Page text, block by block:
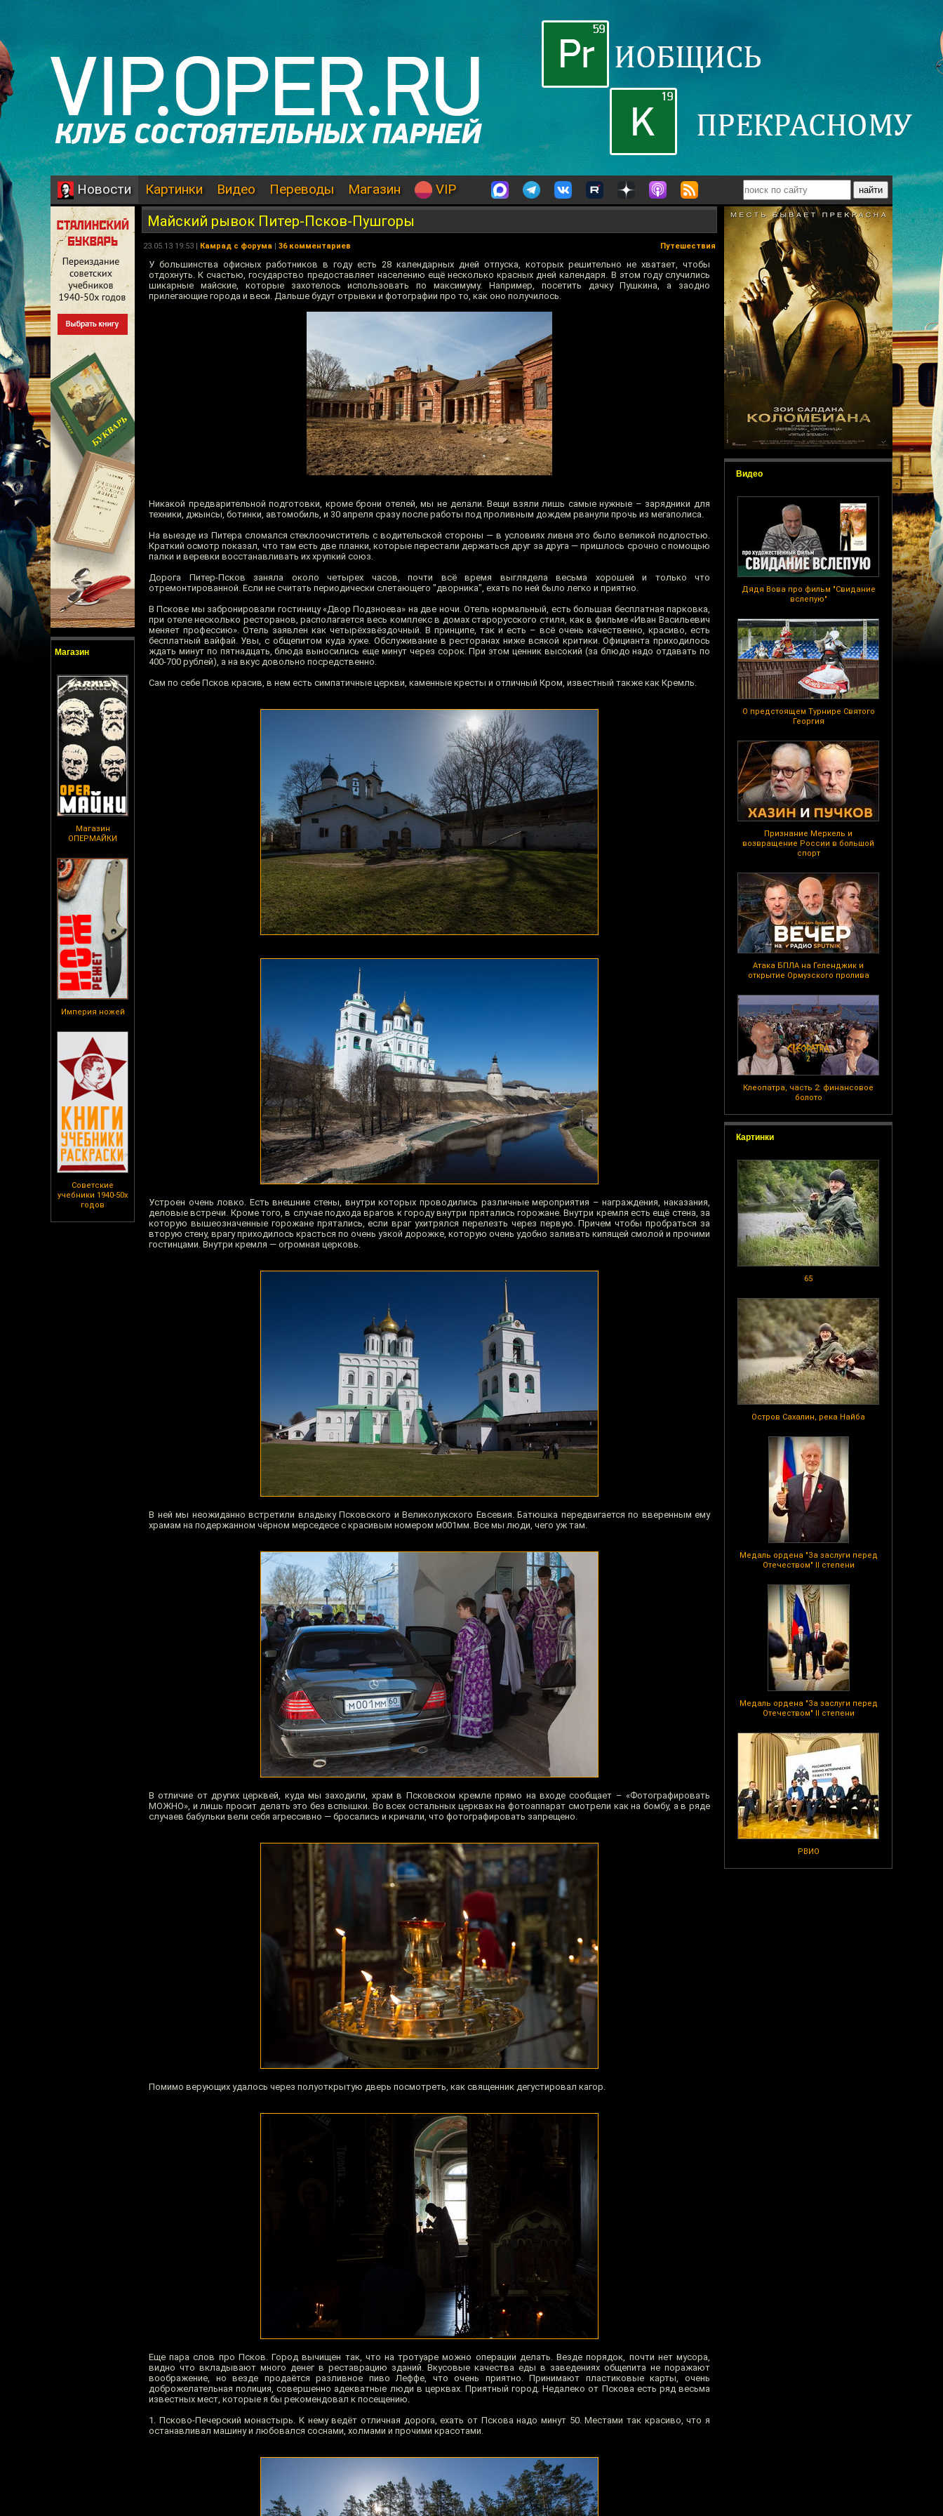
Новости Картинки Видео Переводы Магазин VIP
Магазин
Магазин
ОПЕРМАЙКИ
Империя ножей
Советские
учебники 1940-50х
годов
Видео
Дядя Вова про фильм "Свидание
вслепую"
О предстоящем Турнире Святого
Георгия
Признание Меркель и
возвращение России в большой
спорт
Атака БПЛА на Геленджик и
открытие Ормузского пролива
Клеопатра, часть 2: финансовое
болото
Картинки
65
Остров Сахалин, река Найба
Медаль ордена "За заслуги перед
Отечеством" II степени
Медаль ордена "За заслуги перед
Отечеством" II степени
РВИО
Майский рывок Питер-Псков-Пушгоры
23.05.13 19:53 | Камрад с форума | 36 комментариев Путешествия
У большинства офисных работников в году есть 28 календарных дней отпуска, которых решительно не хватает, чтобы
отдохнуть. К счастью, государство предоставляет населению ещё несколько красных дней календаря. В этом году случились
шикарные майские, которые захотелось использовать по максимуму. Например, посетить дачку Пушкина, а заодно
прилегающие города и веси. Дальше будут отрывки и фотографии про то, как оно получилось.
Никакой предварительной подготовки, кроме брони отелей, мы не делали. Вещи взяли лишь самые нужные – зарядники для
техники, джынсы, ботинки, автомобиль, и 30 апреля сразу после работы под проливным дождем рванули прочь из мегаполиса.
На выезде из Питера сломался стеклоочиститель с водительской стороны — в условиях ливня это было великой подлостью.
Краткий осмотр показал, что там есть две планки, которые перестали держаться друг за друга — пришлось срочно с помощью
палки и веревки восстанавливать их хрупкий союз.
Дорога Питер-Псков заняла около четырех часов, почти всё время выглядела весьма хорошей и только что
отремонтированной. Если не считать периодически слетающего "дворника", ехать по ней было легко и приятно.
В Пскове мы забронировали гостиницу «Двор Подзноева» на две ночи. Отель нормальный, есть большая бесплатная парковка,
при отеле несколько ресторанов, располагается весь комплекс в домах старорусского стиля, как в фильме «Иван Васильевич
меняет профессию». Отель заявлен как четырёхзвёздочный. В принципе, так и есть – всё очень качественно, красиво, есть
бесплатный вайфай. Увы, с общепитом куда хуже. Обслуживание в ресторанах ниже всякой критики. Официанта приходилось
ждать минут по пятнадцать, блюда выносились еще минут через сорок. При этом ценник высокий (за блюдо надо отдавать по
400-700 рублей), а на вкус довольно посредственно.
Сам по себе Псков красив, в нем есть симпатичные церкви, каменные кресты и отличный Кром, известный также как Кремль.
Устроен очень ловко. Есть внешние стены, внутри которых проводились различные мероприятия – награждения, наказания,
деловые встречи. Кроме того, в случае подхода врагов к городу внутри прятались горожане. Внутри кремля есть ещё стена, за
которую вышеозначенные горожане прятались, если враг ухитрялся перелезть через первую. Причем чтобы пробраться за
вторую стену, врагу приходилось красться по очень узкой дорожке, которую очень удобно заливать кипящей смолой и прочими
гостинцами. Внутри кремля — огромная церковь.
В ней мы неожиданно встретили владыку Псковского и Великолукского Евсевия. Батюшка передвигается по вверенным ему
храмам на подержанном чёрном мерседесе с красивым номером м001мм. Все мы люди, чего уж там.
В отличие от других церквей, куда мы заходили, храм в Псковском кремле прямо на входе сообщает – «Фотографировать
МОЖНО», и лишь просит делать это без вспышки. Во всех остальных церквах на фотоаппарат смотрели как на бомбу, а в ряде
случаев бабульки вели себя агрессивно — бросались и кричали, что фотографировать запрещено.
Помимо верующих удалось через полуоткрытую дверь посмотреть, как священник дегустировал кагор.
Еще пара слов про Псков. Город вычищен так, что на тротуаре можно операции делать. Везде порядок, почти нет мусора,
видно что вкладывают много денег в реставрацию зданий. Вкусовые качества еды в заведениях общепита не поражают
воображение, но везде продаётся разливное пиво Леффе, что очень приятно. Принимают пластиковые карты, очень
доброжелательная полиция, совершенно адекватные люди в церквах. Приятный город. Недалеко от Пскова есть ряд весьма
известных мест, которые я бы рекомендовал к посещению.
1. Псково-Печерский монастырь. К нему ведёт отличная дорога, ехать от Пскова надо минут 50. Местами так красиво, что я
останавливал машину и любовался соснами, холмами и прочими красотами.